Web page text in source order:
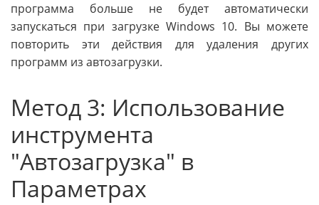
программа больше не будет автоматически
запускаться при загрузке Windows 10. Вы можете
повторить эти действия для удаления других
программ из автозагрузки.
Метод 3: Использование
инструмента
"Автозагрузка" в
Параметрах